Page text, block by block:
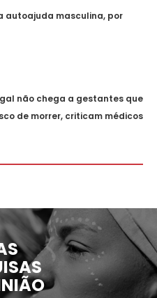
autoajuda masculina, por
não chega a gestantes que
de morrer, criticam médicos